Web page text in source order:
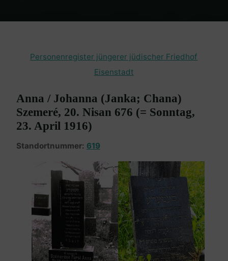
Personenregister jüngerer jüdischer Friedhof
Eisenstadt
Anna / Johanna (Janka; Chana)
Szemeré, 20. Nisan 676 (= Sonntag,
23. April 1916)
Standortnummer: 619